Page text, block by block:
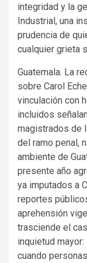
integridad y la
Industrial, una
prudencia de
cualquier grieta
Guatemala. La
sobre Carol
vinculación con
incluidos
magistrados de
del ramo penal,
ambiente de
presente año
ya imputados a
reportes
aprehensión
trasciende el
inquietud
cuando